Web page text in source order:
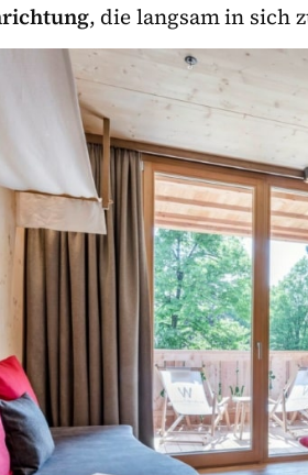
, die langsam in sich